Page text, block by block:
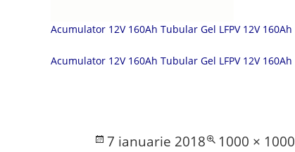
Acumulator 12V 160Ah Tubular Gel LFPV 12V 160Ah
Acumulator 12V 160Ah Tubular Gel LFPV 12V 160Ah
Posted
7 ianuarie 2018
Full
1000 × 1000